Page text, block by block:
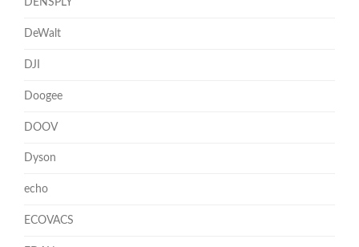
DENSPLY
DeWalt
DJI
Doogee
DOOV
Dyson
echo
ECOVACS